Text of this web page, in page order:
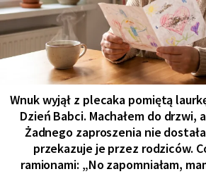
Wnuk wyjął z plecaka pomiętą
Dzień Babci. Machałem do drzwi,
Żadnego zaproszenia nie
przekazuje je przez rodziców.
ramionami: „No zapomniałam,